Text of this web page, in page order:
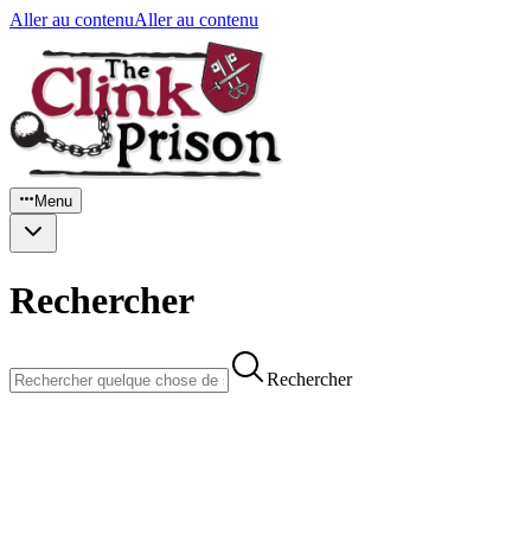
Aller au contenuAller au contenu
Menu
Rechercher
Rechercher